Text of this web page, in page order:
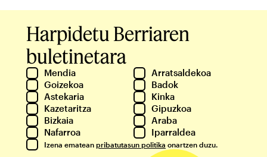
Harpidetu Berriaren
buletinetara
Mendia
Arratsaldekoa
Goizekoa
Badok
Astekaria
Kinka
Kazetaritza
Gipuzkoa
Bizkaia
Araba
Nafarroa
Iparraldea
Izena ematean pribatutasun politika onartzen duzu.